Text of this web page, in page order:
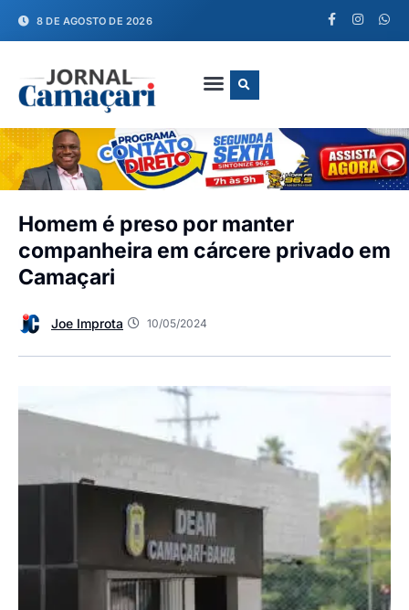
8 DE AGOSTO DE 2026
Homem é preso por manter
companheira em cárcere privado em
Camaçari
Joe Improta 10/05/2024